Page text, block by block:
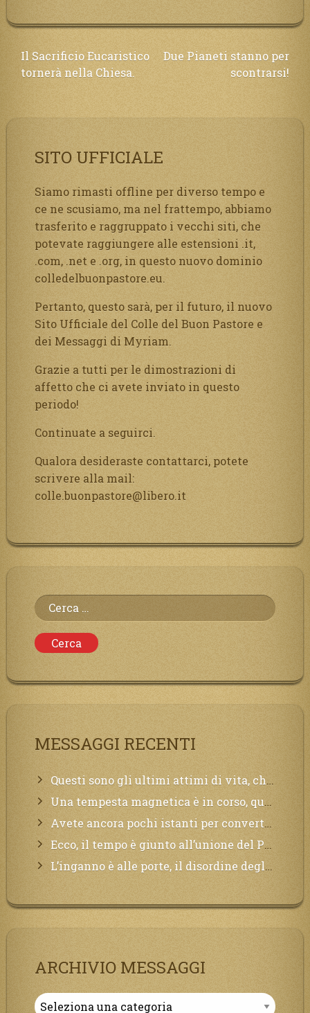
Navigazione
articoli
Il Sacrificio Eucaristico
tornerà nella Chiesa.
Due Pianeti stanno per
scontrarsi!
SITO UFFICIALE
Siamo rimasti offline per diverso tempo e
ce ne scusiamo, ma nel frattempo, abbiamo
trasferito e raggruppato i vecchi siti, che
potevate raggiungere alle estensioni .it,
.com, .net e .org, in questo nuovo dominio
colledelbuonpastore.eu.
Pertanto, questo sarà, per il futuro, il nuovo
Sito Ufficiale del Colle del Buon Pastore e
dei Messaggi di Myriam.
Grazie a tutti per le dimostrazioni di
affetto che ci avete inviato in questo
periodo!
Continuate a seguirci.
Qualora desideraste contattarci, potete
scrivere alla mail:
colle.buonpastore@libero.it
Ricerca
per:
MESSAGGI RECENTI
Questi sono gli ultimi attimi di vita, chi si vuole salvare Mi chiami in suo aiuto.
Una tempesta magnetica è in corso, questa generazione patirà. Il black out non tarderà ad arrivare e tutta la Terra sarà oscurata.
Avete ancora pochi istanti per convertirvi, non perdete tempo, la sciagura arriverà all’improvviso e per chi non si sarà preparato saranno dolori.
Ecco, il tempo è giunto all’unione del Padre con il figlio, non avete che da attendere pochissimo.
L’inganno è alle porte, il disordine degli ordinati urlerà perdono, ma sarà troppo tardi, il tradimento è stato grande!
ARCHIVIO MESSAGGI
Archivio